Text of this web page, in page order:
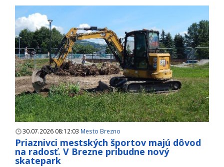
30.07.2026 08:12:03 Mesto Brezno
Priaznivci mestských športov majú dôvod
na radosť. V Brezne pribudne nový
skatepark